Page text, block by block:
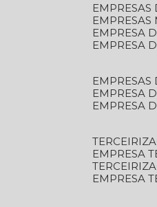
EMPRESA
EMPRESA
EMPRESA
EMPRESA
EMPRESA
EMPRESA